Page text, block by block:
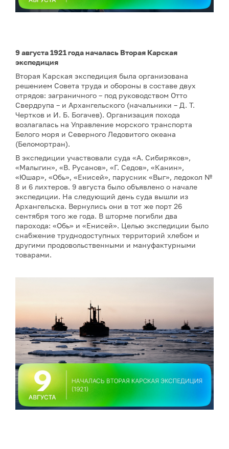
9 августа 1921 года началась Вторая Карская
экспедиция
Вторая Карская экспедиция была организована
решением Совета труда и обороны в составе двух
отрядов: заграничного – под руководством Отто
Свердрупа – и Архангельского (начальники – Д. Т.
Чертков и И. Б. Богачев). Организация похода
возлагалась на Управление морского транспорта
Белого моря и Северного Ледовитого океана
(Беломортран).
В экспедиции участвовали суда «А. Сибиряков»,
«Малыгин», «В. Русанов», «Г. Седов», «Канин»,
«Юшар», «Обь», «Енисей», парусник «Выг», ледокол №
8 и 6 лихтеров. 9 августа было объявлено о начале
экспедиции. На следующий день суда вышли из
Архангельска. Вернулись они в тот же порт 26
сентября того же года. В шторме погибли два
парохода: «Обь» и «Енисей». Целью экспедиции было
снабжение труднодоступных территорий хлебом и
другими продовольственными и мануфактурными
товарами.